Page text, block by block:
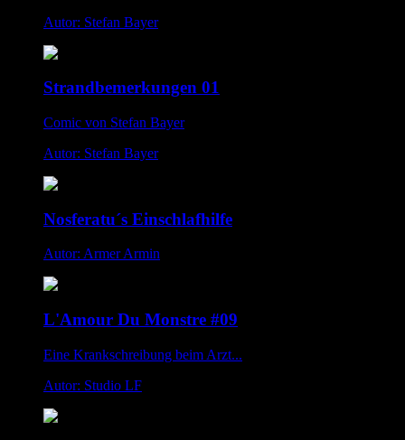
Autor: Stefan Bayer
Strandbemerkungen 01
Comic von Stefan Bayer
Autor: Stefan Bayer
Nosferatu´s Einschlafhilfe
Autor: Armer Armin
L'Amour Du Monstre #09
Eine Krankschreibung beim Arzt...
Autor: Studio LF